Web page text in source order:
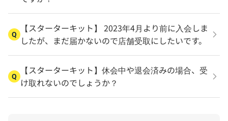
Q
【スターターキット】 2023年4月より前に入会しま
したが、まだ届かないので店舗受取にしたいです。
Q
【スターターキット】休会中や退会済みの場合、受
け取れないのでしょうか？